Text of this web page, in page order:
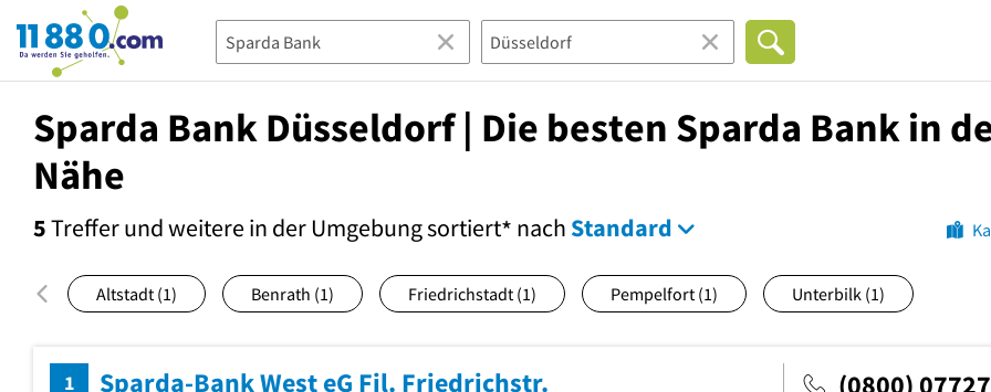
11880.com
Sparda Bank Düsseldorf | Die besten Sparda Bank in
Nähe
5Treffer und weitere in der Umgebungsortiert* nach Standard
Altstadt (1) Benrath (1) Friedrichstadt (1) Pempelfort (1) Unterbilk (1)
1 Sparda-Bank West eG Fil. Friedrichstr. (0800)